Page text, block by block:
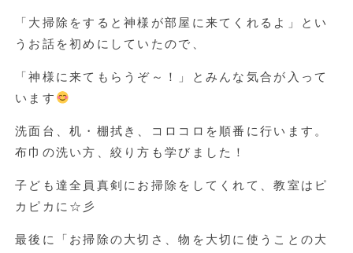
「大掃除をすると神様が部屋に来てくれるよ」とい
うお話を初めにしていたので、
「神様に来てもらうぞ～！」とみんな気合が入って
います
洗面台、机・棚拭き、コロコロを順番に行います。
布巾の洗い方、絞り方も学びました！
子ども達全員真剣にお掃除をしてくれて、教室はピ
カピカに☆彡
最後に「お掃除の大切さ、物を大切に使うことの大